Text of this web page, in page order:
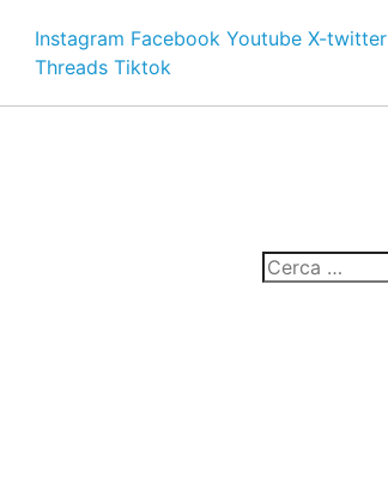
Instagram Facebook Youtube X-twitter
Threads Tiktok